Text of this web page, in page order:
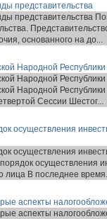
представительства
представительства
основанного на до...
Народной
Народной
Народной
Сессии Шестог...
осуществления
осуществления
осуществления
лица В последнее
аспекты
аспекты